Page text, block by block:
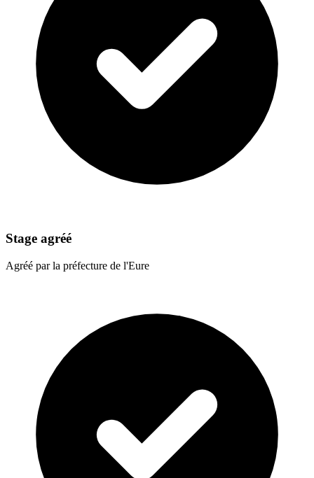
Stage agréé
Agréé par la préfecture de l'Eure